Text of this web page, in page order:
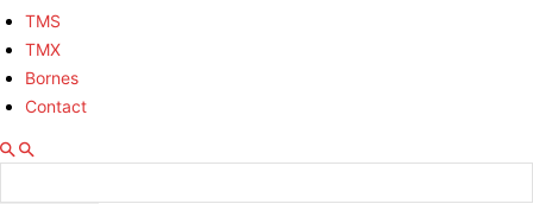
TMS
TMX
Bornes
Contact